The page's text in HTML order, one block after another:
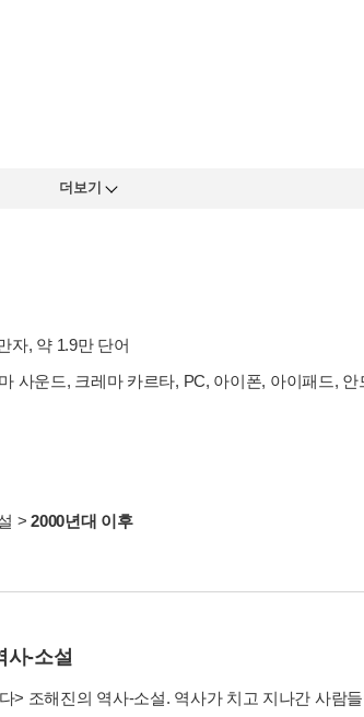
더보기
자, 약 1.9만 단어
사운드, 크레마 카르타, PC, 아이폰, 아이패드,
>2000년대 이후
사-소설
> 조해진의 역사-소설. 역사가 치고 지나간 사람